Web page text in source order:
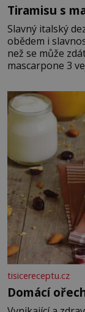
Tiramisu s
Slavný italský
obědem i
než se může zdát.
mascarpone 3 vejce 80 g cukru 200 g cukrářských
posypání
vyšlehejte s
vmíchejte
tisicereceptu.cz
Domácí